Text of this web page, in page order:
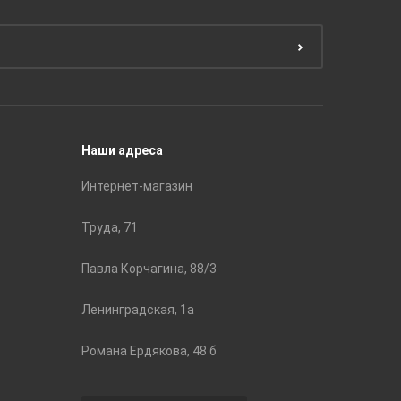
Наши адреса
Интернет-магазин
Труда, 71
Павла Корчагина, 88/3
Ленинградская, 1а
Романа Ердякова, 48 б